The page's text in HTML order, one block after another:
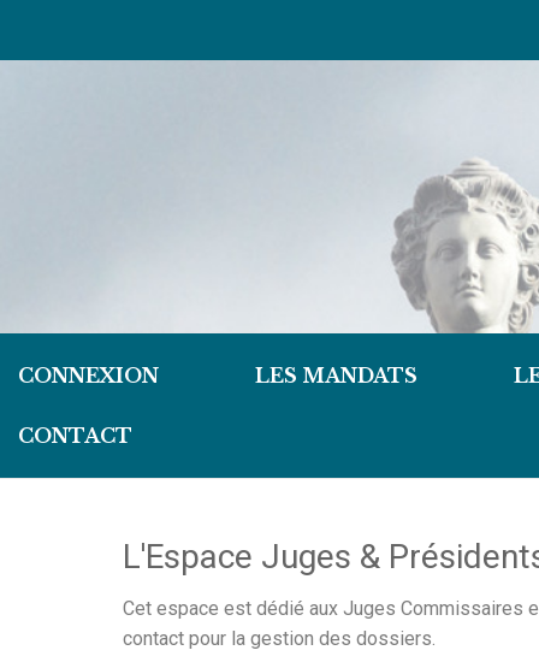
CONNEXION LES MANDATS
CONTACT
L'Espace Juges &
Cet espace est dédié aux Juges Commissaires
contact pour la gestion des dossiers.